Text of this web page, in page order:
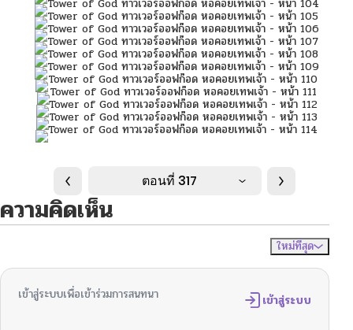
ตอนที่ 317
ความคิดเห็น
ใหม่ที่สุด
เข้าสู่ระบบเพื่อเข้าร่วมการสนทนา เข้าสู่ระบบ